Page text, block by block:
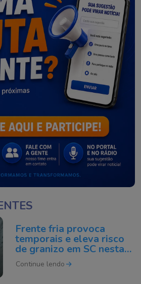
Frente fria provoca
temporais e eleva risco
de granizo em SC nesta
quinta-feira
Continue lendo